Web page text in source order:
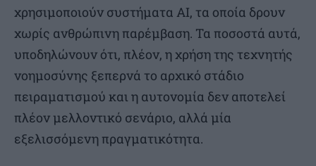
χρησιμοποιούν συστήματα AI, τα οποία δρουν
χωρίς ανθρώπινη παρέμβαση. Τα ποσοστά αυτά,
υποδηλώνουν ότι, πλέον, η χρήση της τεχνητής
νοημοσύνης ξεπερνά το αρχικό στάδιο
πειραματισμού και η αυτονομία δεν αποτελεί
πλέον μελλοντικό σενάριο, αλλά μία
εξελισσόμενη πραγματικότητα.